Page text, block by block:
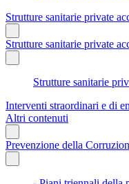
Strutture sanitarie private
Strutture sanitarie private
Strutture sanitarie
Interventi straordinari e di
Altri contenuti
Prevenzione della